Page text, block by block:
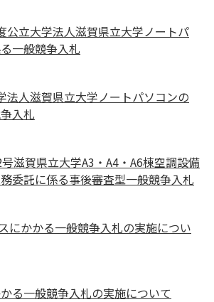
公立大学法人滋賀県立大学ノートパ
一般競争入札
法人滋賀県立大学ノートパソコンの
入札
滋賀県立大学A3・A4・A6棟空調設備
委託に係る事後審査型一般競争入札
にかかる一般競争入札の実施につい
る一般競争入札の実施について